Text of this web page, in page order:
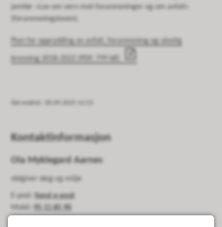
jamfør «Lov om vern mot forurensninger og om avfall»
(forurensningsloven).
Plan for opprydding av avfall, forurensning og ulovlig
brenning 2018-2022
Kontaktinformasjon
Ola Myklegard Aarnes
rådgiver skog og miljø
E-post
Send e-post
Mobil
95 11 85 90